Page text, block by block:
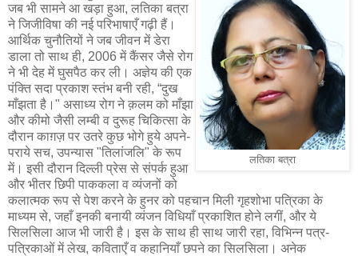
लतिका बत्रा
जब भी सामने आ खड़ा हुआ, लतिका बत्रा
ने जिजीविषा की नई परिभाषाएँ गढ़ी हैं।
आर्थिक चुनौतियों ने जब जीवन में डेरा
डाला तो साथ ही, 2006 में कैंसर जैसे रोग
ने भी देह में घुसपैठ कर ली। अज्ञेय की एक
पंक्ति सदा प्रकाश स्तंभ बनी रही, “दुख
माँझता है।" असाध्य रोग ने क़लम को माँझा
और कीमो जैसी लम्बी व दुरूह चिकित्सा के
दौरान काग़ज़ पर उतरे कुछ भोगे हुये अपने-
पराये सच, उपन्यास "तिलांजलि" के रूप
में। इसी दौरान दिल्ली प्रेस से संपर्क हुआ
और भीतर छिपी पाककला व व्यंजनों को
कलात्मक रूप से पेश करने के हुनर को पहचान मिली गृहशोभा पत्रिका के
माध्यम से, जहाँ इनकी बनायी व्यंजन विधियाँ प्रकाशित होने लगीं, और ये
सिलसिला आज भी जारी है। इस के साथ ही साथ जारी रहा, विभिन्न पत्र-
पत्रिकाओं में लेख, कविताएँ व कहानियाँ छपने का सिलसिला। अनेक